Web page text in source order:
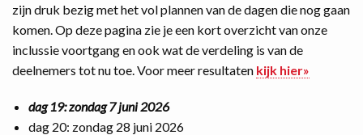
MOTION [NL]
ABOUT
zijn druk bezig met het vol plannen van de dagen die nog gaan
komen. Op deze pagina zie je een kort overzicht van onze
inclussie voortgang en ook wat de verdeling is van de
deelnemers tot nu toe. Voor meer resultaten kijk hier»
dag 19: zondag 7 juni 2026
dag 20: zondag 28 juni 2026